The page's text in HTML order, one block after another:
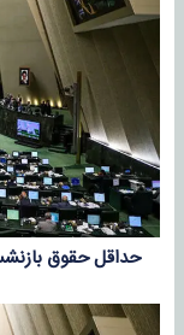
حداقل حقوق